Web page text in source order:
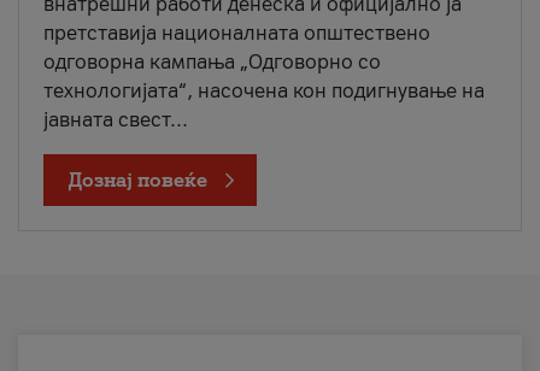
внатрешни работи денеска и официјално ја
претставија националната општествено
одговорна кампања „Одговорно со
технологијата“, насочена кон подигнување на
јавната свест...
Дознај повеќе